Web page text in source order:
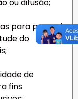
para prevenir
do
de
fins